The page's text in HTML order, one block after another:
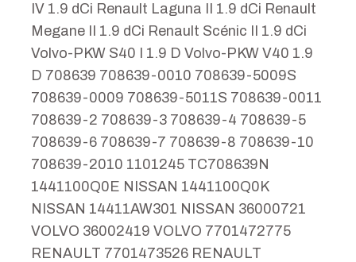
IV 1.9 dCi Renault Laguna II 1.9 dCi Renault
Megane II 1.9 dCi Renault Scénic II 1.9 dCi
Volvo-PKW S40 I 1.9 D Volvo-PKW V40 1.9
D 708639 708639-0010 708639-5009S
708639-0009 708639-5011S 708639-0011
708639-2 708639-3 708639-4 708639-5
708639-6 708639-7 708639-8 708639-10
708639-2010 1101245 TC708639N
1441100Q0E NISSAN 1441100Q0K
NISSAN 14411AW301 NISSAN 36000721
VOLVO 36002419 VOLVO 7701472775
RENAULT 7701473526 RENAULT